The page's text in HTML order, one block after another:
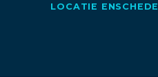
LOCATIE ENSCHEDE